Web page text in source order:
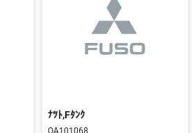
ﾅﾂﾄ,Fﾀﾝｸ
QA101068